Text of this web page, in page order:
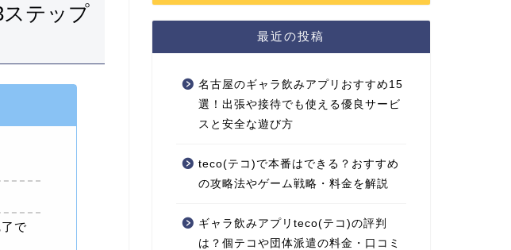
テップ
で
最近の投稿
名古屋のギャラ飲みアプリおすすめ15
選！出張や接待でも使える優良サービ
スと安全な遊び方
teco(テコ)で本番はできる？おすすめ
の攻略法やゲーム戦略・料金を解説
ギャラ飲みアプリteco(テコ)の評判
は？個テコや団体派遣の料金・口コミ